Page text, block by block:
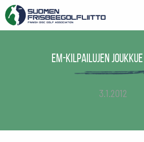
EM-kilpailujen
3.1.2012